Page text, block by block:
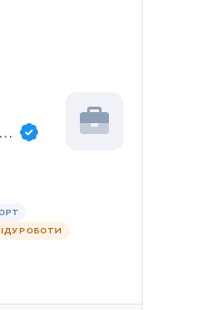
Golkonda M.Rujna B.Sieńczyk sp.j.
РОБОТИ